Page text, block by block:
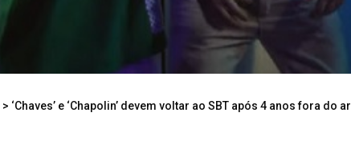
> ‘Chaves’ e ‘Chapolin’ devem voltar ao SBT após 4 anos fora do ar